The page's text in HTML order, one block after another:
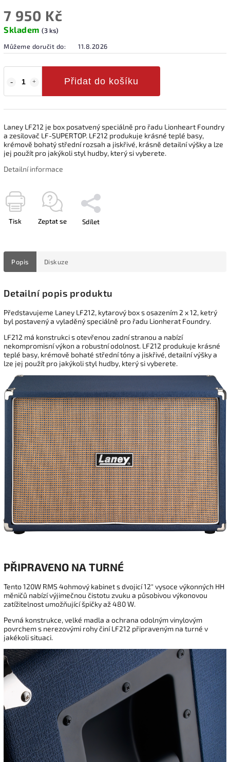
7 950 Kč
Skladem (3 ks)
Můžeme doručit do:
11.8.2026
Přidat do košíku
Laney LF212 je box posatvený speciálně pro řadu Lionheart Foundry
a zesilovač LF-SUPERTOP. LF212 produkuje krásné teplé basy,
krémově bohatý střední rozsah a jiskřivé, krásně detailní výšky a lze
jej použít pro jakýkoli styl hudby, který si vyberete.
Detailní informace
Tisk Zeptat se Sdílet
Popis Diskuze
Detailní popis produktu
Představujeme Laney LF212, kytarový box s osazením 2 x 12, ketrý
byl postavený a vyladěný speciálně pro řadu Lionherat Foundry.
LF212 má konstrukci s otevřenou zadní stranou a nabízí
nekompromisní výkon a robustní odolnost. LF212 produkuje krásné
teplé basy, krémově bohaté střední tóny a jiskřivé, detailní výšky a
lze jej použít pro jakýkoli styl hudby, který si vyberete.
PŘIPRAVENO NA TURNÉ
Tento 120W RMS 4ohmový kabinet s dvojicí 12" vysoce výkonných HH
měničů nabízí výjimečnou čistotu zvuku a působivou výkonovou
zatížitelnost umožňující špičky až 480 W.
Pevná konstrukce, velké madla a ochrana odolným vinylovým
povrchem s nerezovými rohy činí LF212 připraveným na turné v
jakékoli situaci.